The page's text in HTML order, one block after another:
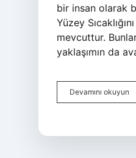
bir insan olarak
Yüzey
mevcuttur.
yaklaşımın da
Devamını okuyun
?